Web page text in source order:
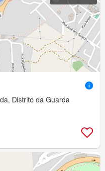
Distrito da Guarda